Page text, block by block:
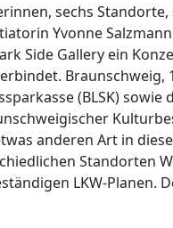
sechs
Yvonne
Side Gallery ein
Braunschweig,
(BLSK) sowie
anderen Art in
Standorten
LKW-Planen.